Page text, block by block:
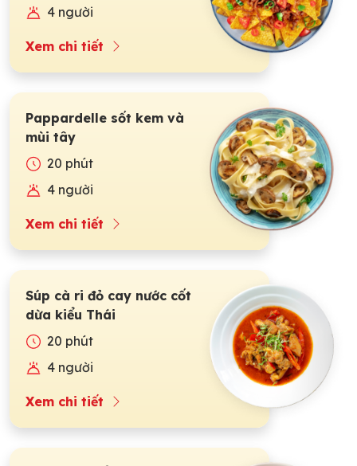
4 người
Xem chi tiết
Pappardelle sốt kem và
mùi tây
20 phút
4 người
Xem chi tiết
Súp cà ri đỏ cay nước cốt
dừa kiểu Thái
20 phút
4 người
Xem chi tiết